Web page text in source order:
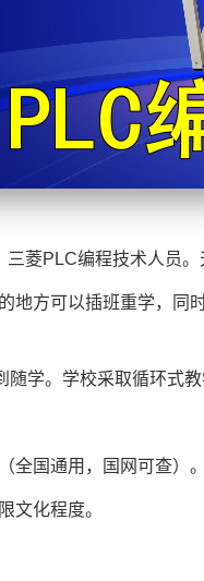
菱PLC编程技术人员
地方可以插班重学，同
学。学校采取循环式
全国通用，国网可查）。
文化程度。